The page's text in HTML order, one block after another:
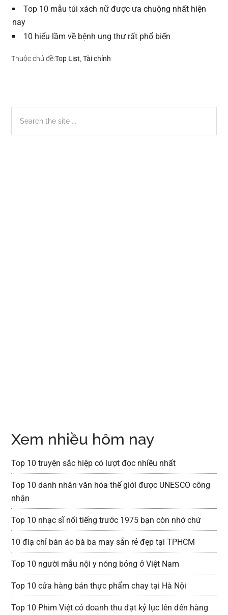
Top 10 mẫu túi xách nữ được ưa chuộng nhất hiện
nay
10 hiểu lầm về bệnh ung thư rất phổ biến
Thuộc chủ đề:Top List ,Tài chính
Sidebar
chính
the
Xem nhiều hôm nay
Top 10 truyện sắc hiệp có lượt đọc nhiều nhất
Top 10 danh nhân văn hóa thế giới được UNESCO công
nhận
Top 10 nhạc sĩ nổi tiếng trước 1975 bạn còn nhớ chứ
10 điạ chỉ bán áo bà ba may sẵn rẻ đẹp tại TPHCM
Top 10 người mẫu nội y nóng bỏng ở Việt Nam
Top 10 cửa hàng bán thực phẩm chay tại Hà Nội
Top 10 Phim Việt có doanh thu đạt kỷ lục lên đến hàng